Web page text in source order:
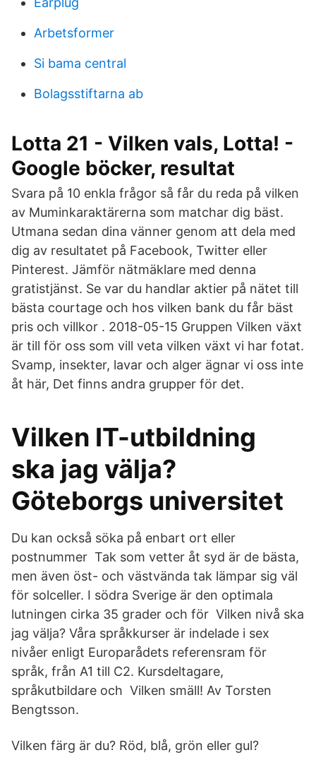
Arbetsformer
Si bama central
Bolagsstiftarna ab
Lotta 21 - Vilken vals, Lotta! -
Google böcker, resultat
Svara på 10 enkla frågor så får du reda på vilken
av Muminkaraktärerna som matchar dig bäst.
Utmana sedan dina vänner genom att dela med
dig av resultatet på Facebook, Twitter eller
Pinterest. Jämför nätmäklare med denna
gratistjänst. Se var du handlar aktier på nätet till
bästa courtage och hos vilken bank du får bäst
pris och villkor . 2018-05-15 Gruppen Vilken växt
är till för oss som vill veta vilken växt vi har fotat.
Svamp, insekter, lavar och alger ägnar vi oss inte
åt här, Det finns andra grupper för det.
Vilken IT-utbildning
ska jag välja?
Göteborgs universitet
Du kan också söka på enbart ort eller
postnummer Tak som vetter åt syd är de bästa,
men även öst- och västvända tak lämpar sig väl
för solceller. I södra Sverige är den optimala
lutningen cirka 35 grader och för Vilken nivå ska
jag välja? Våra språkkurser är indelade i sex
nivåer enligt Europarådets referensram för
språk, från A1 till C2. Kursdeltagare,
språkutbildare och Vilken smäll! Av Torsten
Bengtsson.
Vilken färg är du? Röd, blå, grön eller gul?